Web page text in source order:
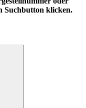
Suchbutton klicken.